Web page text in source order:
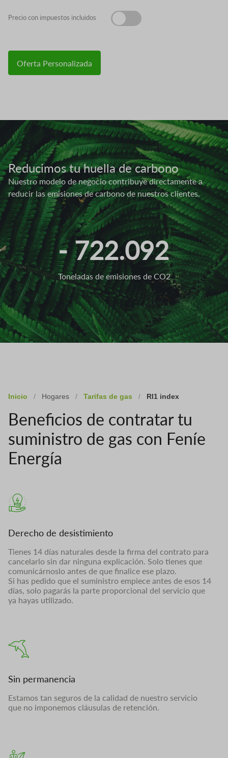
Precio con impuestos incluidos
Oferta Personalizada
Imagen
Reducimos tu huella de carbono
Nuestro modelo de negocio contribuye directamente a
reducir las emisiones de carbono de nuestros clientes.
- 722.092
Toneladas de emisiones de CO2
Inicio / Hogares / Tarifas de gas / Rl1 index
Beneficios de contratar tu
suministro de gas con Feníe
Energía
Derecho de desistimiento
Tienes 14 días naturales desde la firma del contrato para
cancelarlo sin dar ninguna explicación. Solo tienes que
comunicárnoslo antes de que finalice ese plazo.
Si has pedido que el suministro empiece antes de esos 14
días, solo pagarás la parte proporcional del servicio que
ya hayas utilizado.
Sin permanencia
Estamos tan seguros de la calidad de nuestro servicio
que no imponemos cláusulas de retención.